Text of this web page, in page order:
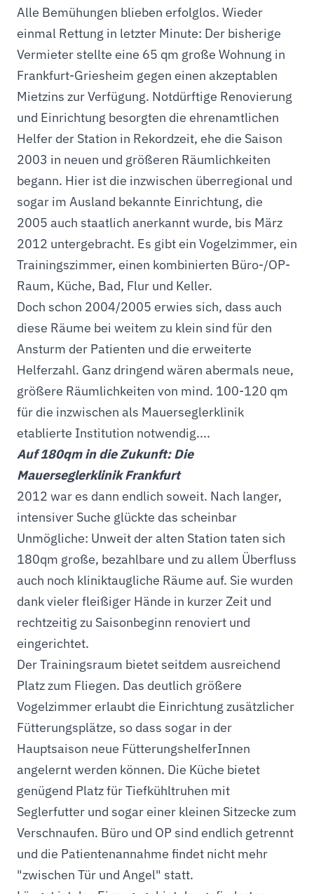
Alle Bemühungen blieben erfolglos. Wieder
einmal Rettung in letzter Minute: Der bisherige
Vermieter stellte eine 65 qm große Wohnung in
Frankfurt-Griesheim gegen einen akzeptablen
Mietzins zur Verfügung. Notdürftige Renovierung
und Einrichtung besorgten die ehrenamtlichen
Helfer der Station in Rekordzeit, ehe die Saison
2003 in neuen und größeren Räumlichkeiten
begann. Hier ist die inzwischen überregional und
sogar im Ausland bekannte Einrichtung, die
2005 auch staatlich anerkannt wurde, bis März
2012 untergebracht. Es gibt ein Vogelzimmer, ein
Trainingszimmer, einen kombinierten Büro-/OP-
Raum, Küche, Bad, Flur und Keller.
Doch schon 2004/2005 erwies sich, dass auch
diese Räume bei weitem zu klein sind für den
Ansturm der Patienten und die erweiterte
Helferzahl. Ganz dringend wären abermals neue,
größere Räumlichkeiten von mind. 100-120 qm
für die inzwischen als Mauerseglerklinik
etablierte Institution notwendig....
Auf 180qm in die Zukunft: Die
Mauerseglerklinik Frankfurt
2012 war es dann endlich soweit. Nach langer,
intensiver Suche glückte das scheinbar
Unmögliche: Unweit der alten Station taten sich
180qm große, bezahlbare und zu allem Überfluss
auch noch kliniktaugliche Räume auf. Sie wurden
dank vieler fleißiger Hände in kurzer Zeit und
rechtzeitig zu Saisonbeginn renoviert und
eingerichtet.
Der Trainingsraum bietet seitdem ausreichend
Platz zum Fliegen. Das deutlich größere
Vogelzimmer erlaubt die Einrichtung zusätzlicher
Fütterungsplätze, so dass sogar in der
Hauptsaison neue FütterungshelferInnen
angelernt werden können. Die Küche bietet
genügend Platz für Tiefkühltruhen mit
Seglerfutter und sogar einer kleinen Sitzecke zum
Verschnaufen. Büro und OP sind endlich getrennt
und die Patientenannahme findet nicht mehr
"zwischen Tür und Angel" statt.